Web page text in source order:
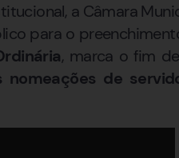
a Câmara
para o
, marca o fim
de